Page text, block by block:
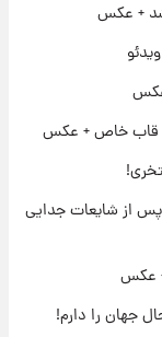
از رهبر جدید
خاتمی/ویدیو
+ عکس
قاب خاص + عکس
از شایعات جدایی
را دارم!